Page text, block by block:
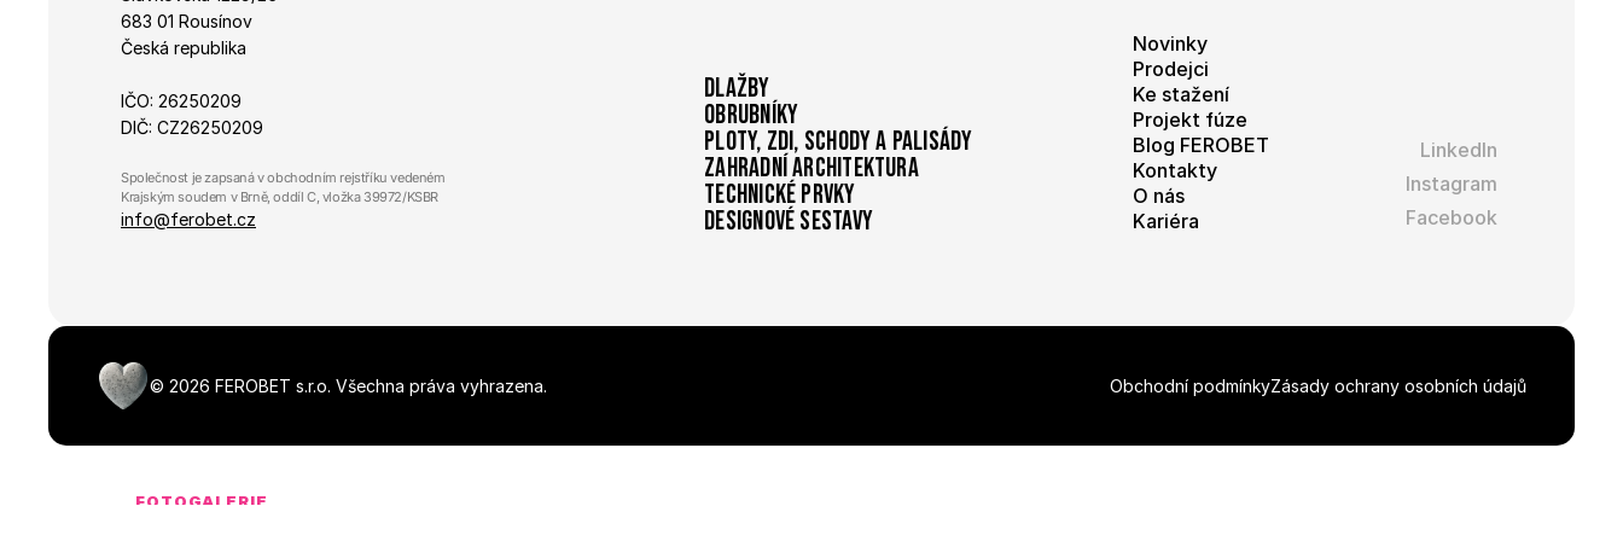
683 01 Rousínov
Česká republika
IČO: 26250209
DIČ: CZ26250209
Společnost je zapsaná v obchodním rejstříku vedeném
Krajským soudem v Brně, oddíl C, vložka 39972/KSBR
info@ferobet.cz
Dlažby
Obrubníky
Ploty, zdi, schody a palisády
Zahradní architektura
Technické prvky
Designové sestavy
Novinky
Prodejci
Ke stažení
Projekt fúze
Blog FEROBET
Kontakty
O nás
Kariéra
LinkedIn
Instagram
Facebook
© 2026 FEROBET s.r.o. Všechna práva vyhrazena. Obchodní podmínkyZásady ochrany osobních údajů
FOTOGALERIE